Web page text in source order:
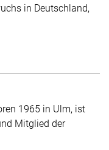
in Deutschland,
1965 in Ulm, ist
Mitglied der